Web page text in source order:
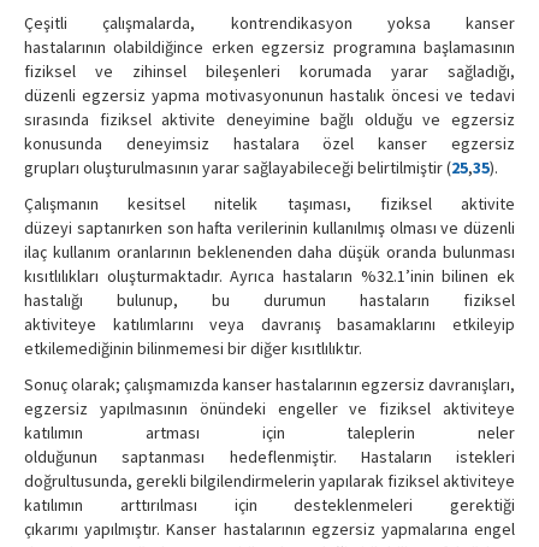
Çeşitli çalışmalarda, kontrendikasyon yoksa kanser
hastalarının olabildiğince erken egzersiz programına başlamasının
fiziksel ve zihinsel bileşenleri korumada yarar sağladığı,
düzenli egzersiz yapma motivasyonunun hastalık öncesi ve tedavi
sırasında fiziksel aktivite deneyimine bağlı olduğu ve egzersiz
konusunda deneyimsiz hastalara özel kanser egzersiz
grupları oluşturulmasının yarar sağlayabileceği belirtilmiştir (25,35).
Çalışmanın kesitsel nitelik taşıması, fiziksel aktivite
düzeyi saptanırken son hafta verilerinin kullanılmış olması ve düzenli
ilaç kullanım oranlarının beklenenden daha düşük oranda bulunması
kısıtlılıkları oluşturmaktadır. Ayrıca hastaların %32.1’inin bilinen ek
hastalığı bulunup, bu durumun hastaların fiziksel
aktiviteye katılımlarını veya davranış basamaklarını etkileyip
etkilemediğinin bilinmemesi bir diğer kısıtlılıktır.
Sonuç olarak; çalışmamızda kanser hastalarının egzersiz davranışları,
egzersiz yapılmasının önündeki engeller ve fiziksel aktiviteye
katılımın artması için taleplerin neler
olduğunun saptanması hedeflenmiştir. Hastaların istekleri
doğrultusunda, gerekli bilgilendirmelerin yapılarak fiziksel aktiviteye
katılımın arttırılması için desteklenmeleri gerektiği
çıkarımı yapılmıştır. Kanser hastalarının egzersiz yapmalarına engel